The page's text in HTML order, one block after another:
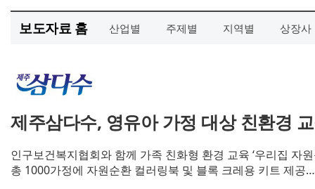
보도자료 홈 산업별 주제별 지역별 상장사
제주삼다수, 영유아 가정 대상 친환경
인구보건복지협회와 함께 가족 친화형 환경 교육 ‘우리집 자
총 1000가정에 자원순환 컬러링북 및 블록 크레용 키트 제공